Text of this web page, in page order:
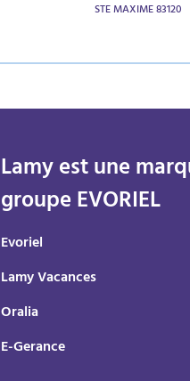
STE MAXIME 83120
Lamy est une
groupe EVORIEL
Evoriel
Lamy Vacances
Oralia
E-Gerance